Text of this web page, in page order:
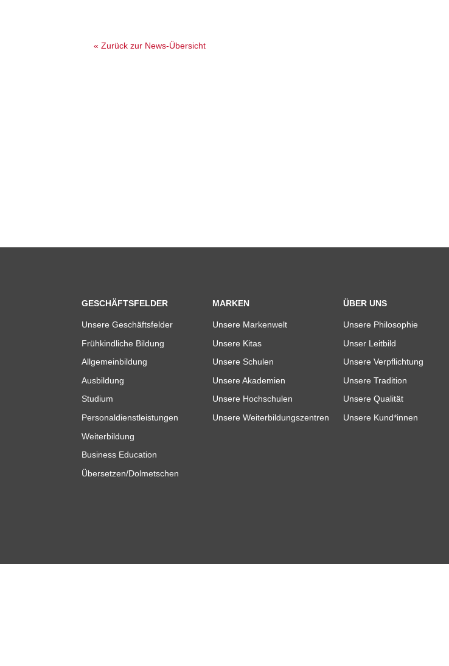
« Zurück zur News-Übersicht
GESCHÄFTSFELDER
Unsere Geschäftsfelder
Frühkindliche Bildung
Allgemeinbildung
Ausbildung
Studium
Personaldienstleistungen
Weiterbildung
Business Education
Übersetzen/Dolmetschen
MARKEN
Unsere Markenwelt
Unsere Kitas
Unsere Schulen
Unsere Akademien
Unsere Hochschulen
Unsere Weiterbildungszentren
ÜBER UNS
Unsere Philosophie
Unser Leitbild
Unsere Verpflichtung
Unsere Tradition
Unsere Qualität
Unsere Kund*innen